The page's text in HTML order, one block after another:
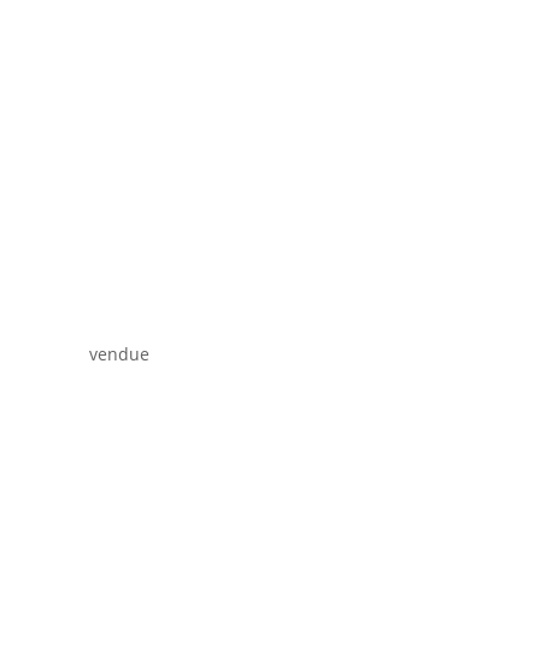
vendue